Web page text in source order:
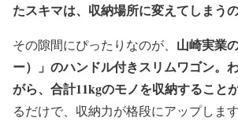
たスキマは、収納場所に変えてしまう
その隙間にぴったりなのが、 山崎実業
ー）」のハンドル付きスリムワゴン。
がら、合計11kgのモノを収納すること
るだけで、収納力が格段にアップします